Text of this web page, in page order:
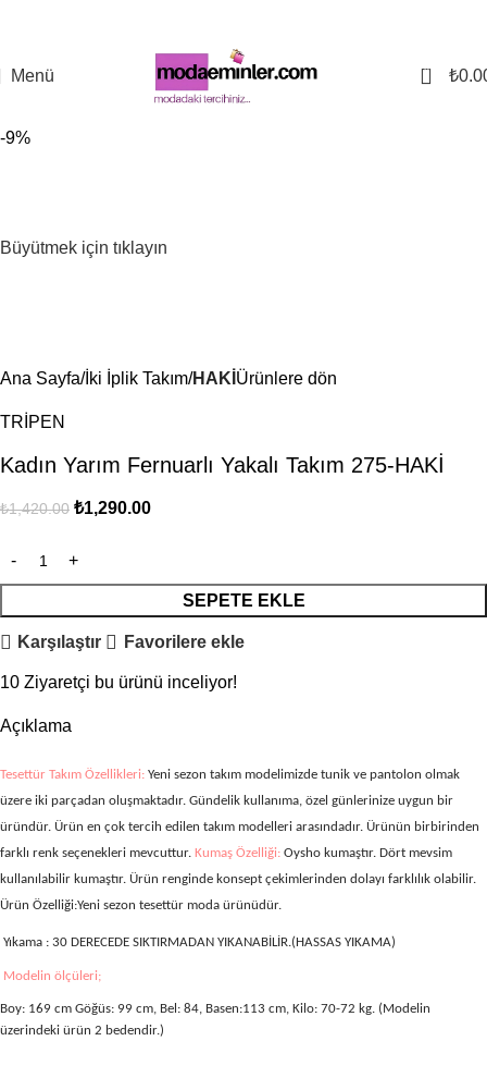
Menü 0 ₺
-9%
Büyütmek için tıklayın
Ana Sayfa İki İplik Takım HAKİ Ürünlere dön
TRİPEN
Kadın Yarım Fernuarlı Yakalı Takım 275-HAKİ
₺1,420.00 ₺1,290.00
SEPETE EKLE
Karşılaştır Favorilere ekle
10 Ziyaretçi bu ürünü inceliyor!
Açıklama
Tesettür Takım Özellikleri: Yeni sezon takım modelimizde tunik ve pantolon olmak
üzere iki parçadan oluşmaktadır. Gündelik kullanıma, özel günlerinize uygun bir
üründür. Ürün en çok tercih edilen takım modelleri arasındadır. Ürünün birbirinden
farklı renk seçenekleri mevcuttur. Kumaş Özelliği: Oysho kumaştır. Dört mevsim
kullanılabilir kumaştır. Ürün renginde konsept çekimlerinden dolayı farklılık olabilir.
Ürün Özelliği:Yeni sezon tesettür moda ürünüdür.
Yıkama : 30 DERECEDE SIKTIRMADAN YIKANABİLİR.(HASSAS YIKAMA)
Modelin ölçüleri;
Boy: 169 cm Göğüs: 99 cm, Bel: 84, Basen:113 cm, Kilo: 70-72 kg. (Modelin
üzerindeki ürün 2 bedendir.)